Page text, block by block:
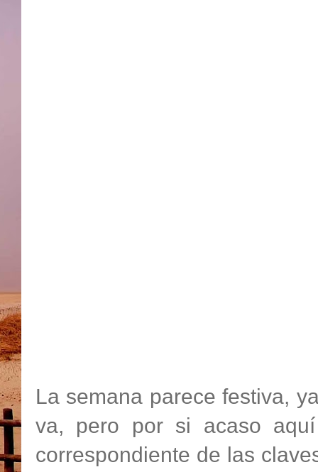
La semana parece festiva,
va, pero por si acaso
correspondiente de las